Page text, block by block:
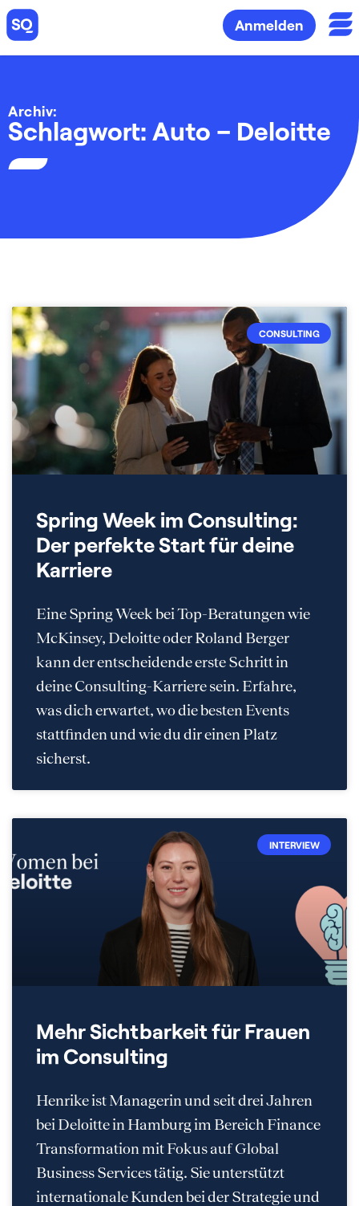
Anmelden
Archiv:
Schlagwort: Auto – Deloitte
CONSULTING
Spring Week im Consulting:
Der perfekte Start für deine
Karriere
Eine Spring Week bei Top-Beratungen wie
McKinsey, Deloitte oder Roland Berger
kann der entscheidende erste Schritt in
deine Consulting-Karriere sein. Erfahre,
was dich erwartet, wo die besten Events
stattfinden und wie du dir einen Platz
sicherst.
INTERVIEW
Mehr Sichtbarkeit für Frauen
im Consulting
Henrike ist Managerin und seit drei Jahren
bei Deloitte in Hamburg im Bereich Finance
Transformation mit Fokus auf Global
Business Services tätig. Sie unterstützt
internationale Kunden bei der Strategie und